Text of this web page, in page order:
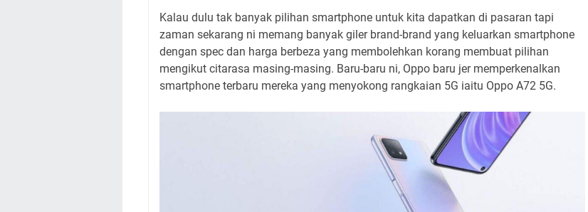
Kalau dulu tak banyak pilihan smartphone untuk kita dapatkan di pasaran tapi
zaman sekarang ni memang banyak giler brand-brand yang keluarkan smartphone
dengan spec dan harga berbeza yang membolehkan korang membuat pilihan
mengikut citarasa masing-masing. Baru-baru ni, Oppo baru jer memperkenalkan
smartphone terbaru mereka yang menyokong rangkaian 5G iaitu Oppo A72 5G.